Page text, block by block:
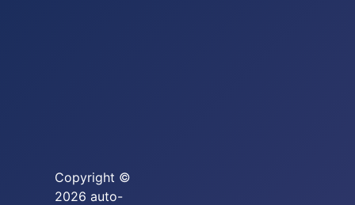
Copyright ©
2026 auto-